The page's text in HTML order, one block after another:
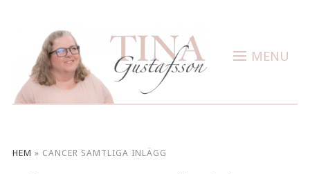
MENU
HEM » CANCER SAMTLIGA INLÄGG